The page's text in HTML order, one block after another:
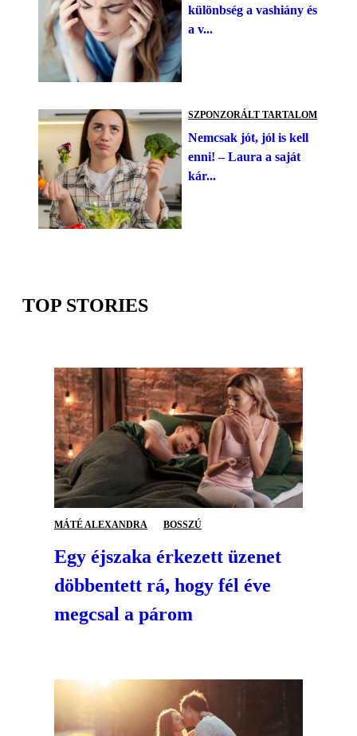
különbség a vashiány és
a v...
SZPONZORÁLT TARTALOM
Nemcsak jót, jól is kell
enni! – Laura a saját
kár...
TOP STORIES
MÁTÉ ALEXANDRA BOSSZÚ
Egy éjszaka érkezett üzenet
döbbentett rá, hogy fél éve
megcsal a párom